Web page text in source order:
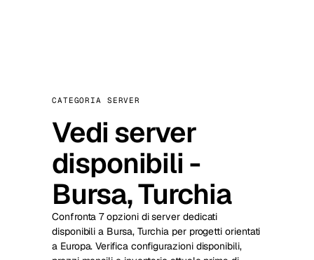
CATEGORIA SERVER
Vedi server
disponibili -
Bursa, Turchia
Confronta 7 opzioni di server dedicati
disponibili a Bursa, Turchia per progetti orientati
a Europa. Verifica configurazioni disponibili,